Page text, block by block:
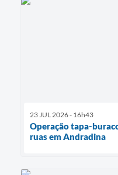
23 JUL 2026 - 16h43
Operação tapa-
ruas em Andradina